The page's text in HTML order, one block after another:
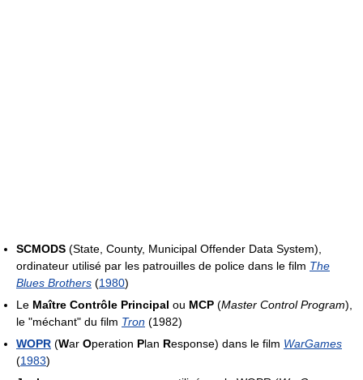
SCMODS (State, County, Municipal Offender Data System),
ordinateur utilisé par les patrouilles de police dans le film The
Blues Brothers (1980)
Le Maître Contrôle Principal ou MCP (Master Control Program),
le "méchant" du film Tron (1982)
WOPR (War Operation Plan Response) dans le film WarGames
(1983)